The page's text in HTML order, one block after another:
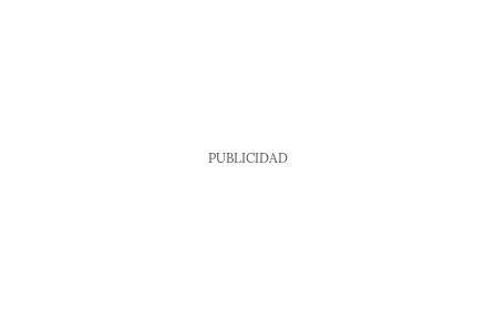
PUBLICIDAD